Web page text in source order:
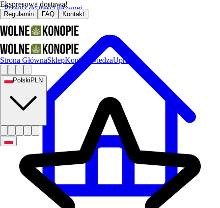
Przejdź do treści głównej
Ekspresowa dostawa!
Regulamin FAQ Kontakt
Strona GłównaSklepKontakt WiedzaUprawa
Polski PLN